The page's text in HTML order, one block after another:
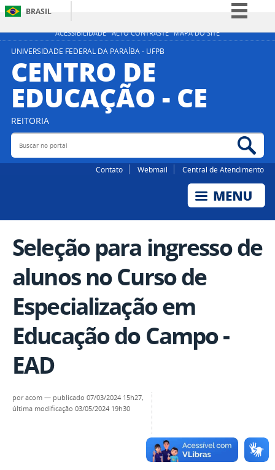
ACESSIBILIDADE ALTO CONTRASTE MAPA DO SITE
BRASIL
Simplifique!
Acesso à informação
Legislação
UNIVERSIDADE FEDERAL DA PARAÍBA - UFPB
CENTRO DE
EDUCAÇÃO - CE
REITORIA
Buscar no portal
Contato Webmail Central de Atendimento
Seleção para ingresso de
alunos no Curso de
Especialização em
Educação do Campo -
EAD
poracom — publicado 07/03/2024 15h27,
última modificação 03/05/2024 19h30